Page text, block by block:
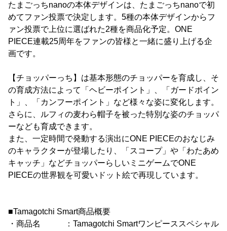
たまごっちnanoの本体デザインは、たまごっちnanoで初
めてファン投票で決定します。5種の本体デザインからフ
ァン投票で上位に選ばれた2種を商品化予定。ONE
PIECE連載25周年をファンの皆様と一緒に盛り上げる企
画です。
【チョッパーっち】は基本形態のチョッパーを育成し、そ
の育成方法によって「ヘビーポイント」、「ガードポイン
ト」、「カンフーポイント」など様々な姿に変化します。
さらに、ルフィの麦わら帽子を被った特別な姿のチョッパ
ーなども育成できます。
また、一定時間で発動する演出にONE PIECEのおなじみ
のキャラクターが登場したり、「スコープ」や「わたあめ
キャッチ」などチョッパーらしいミニゲームでONE
PIECEの世界観を可愛いドット絵で再現しています。
■Tamagotchi Smart商品概要
・商品名 ：Tamagotchi Smartワンピーススペシャル